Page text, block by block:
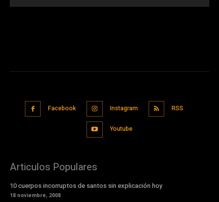
Facebook Instagram RSS
Youtube
Articulos Populares
10 cuerpos incorruptos de santos sin explicación hoy
18 noviembre, 2008